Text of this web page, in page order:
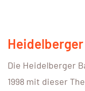
Die Heidelberger
1998 mit dieser